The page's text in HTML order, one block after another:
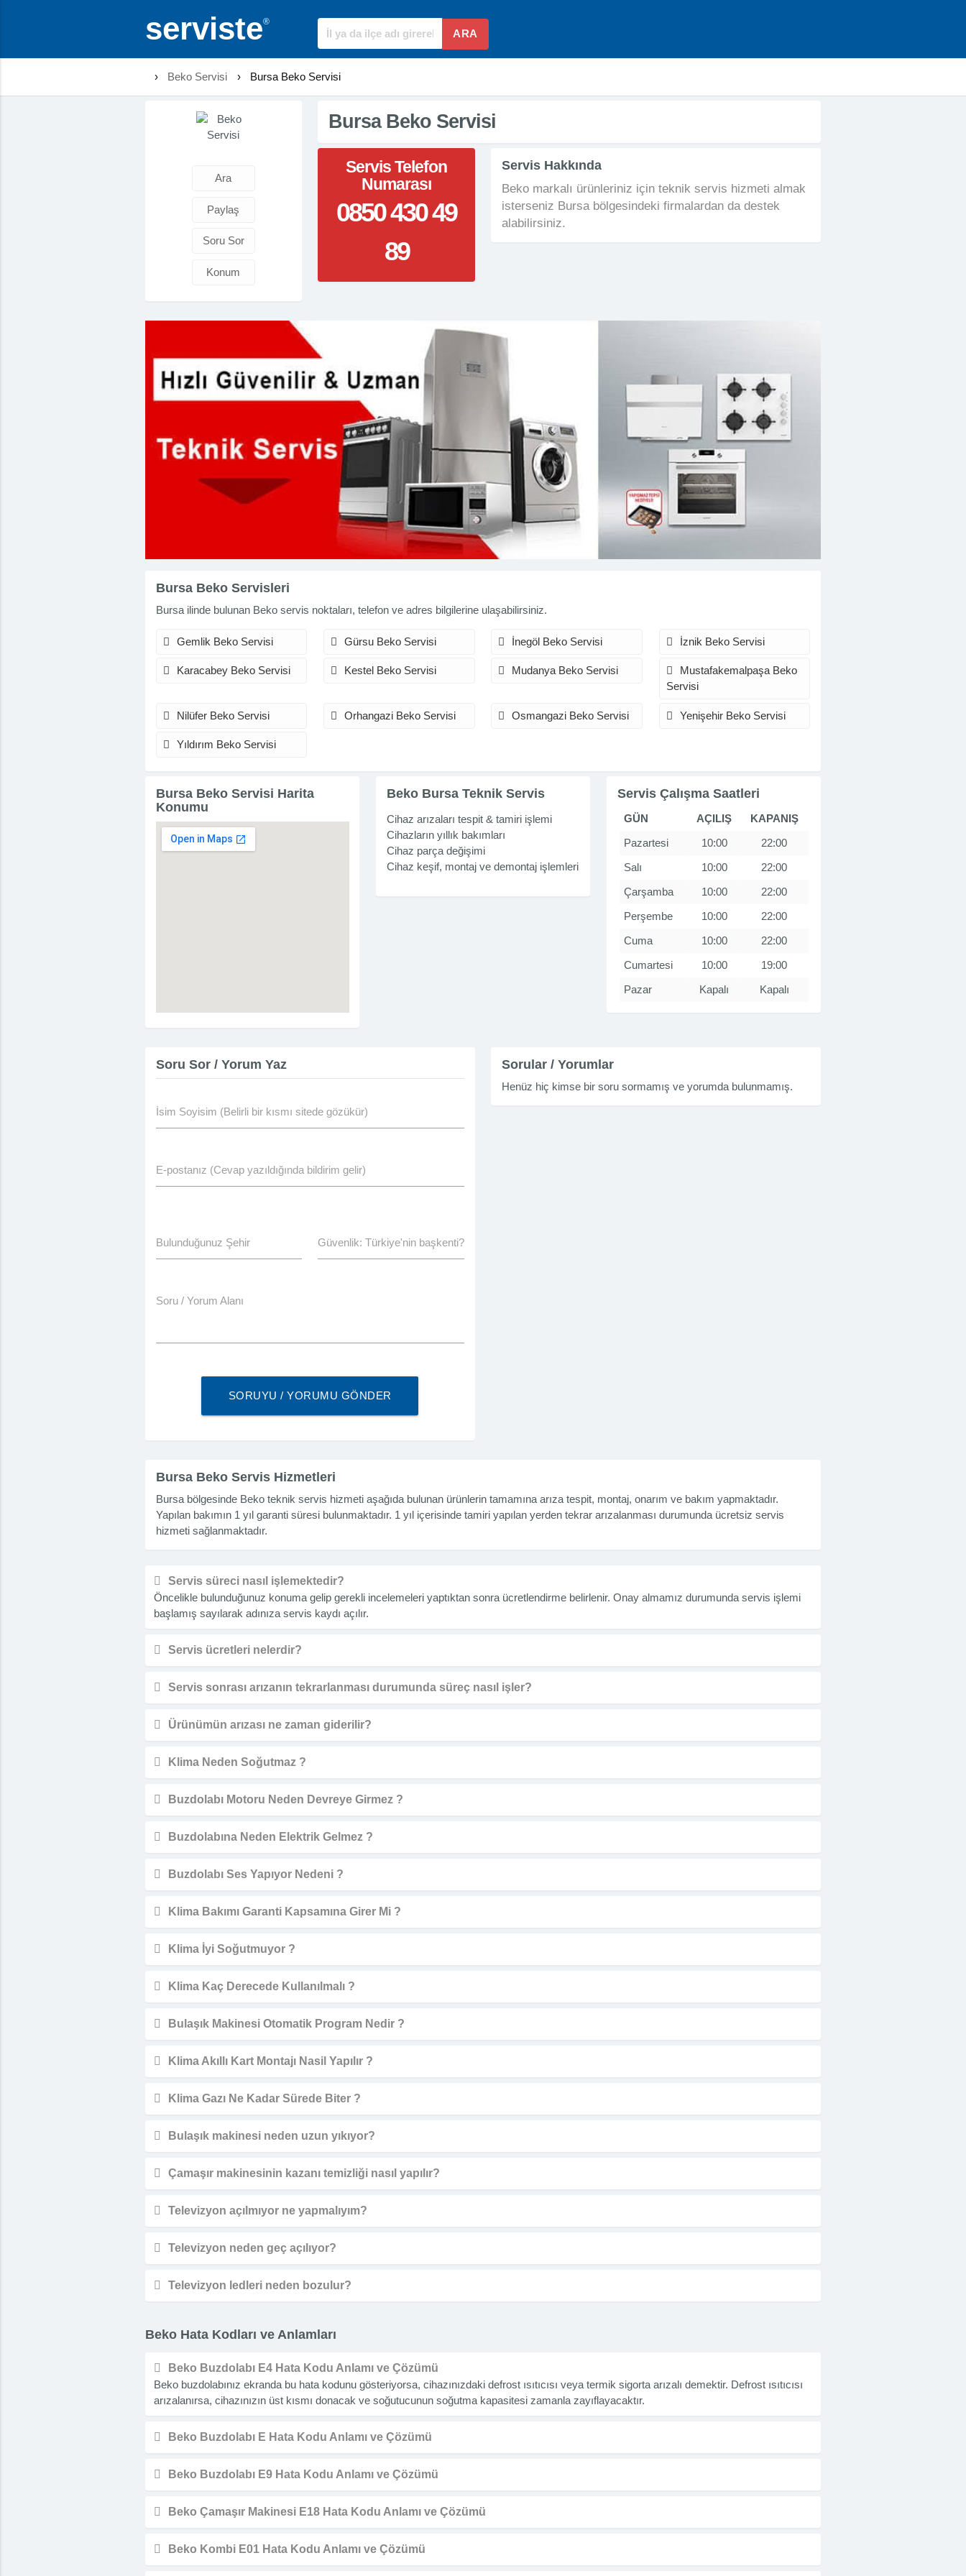
serviste®
ARA
› Beko Servisi › Bursa Beko Servisi
Ara
Paylaş
Soru Sor
Konum
Bursa Beko Servisi
Servis Telefon
Numarası
0850 430 49
89
Servis Hakkında
Beko markalı ürünleriniz için teknik servis hizmeti almak
isterseniz Bursa bölgesindeki firmalardan da destek
alabilirsiniz.
Bursa Beko Servisleri
Bursa ilinde bulunan Beko servis noktaları, telefon ve adres bilgilerine ulaşabilirsiniz.
Gemlik Beko Servisi Gürsu Beko Servisi İnegöl Beko Servisi İznik Beko Servisi
Karacabey Beko Servisi Kestel Beko Servisi Mudanya Beko Servisi
Mustafakemalpaşa Beko
Servisi
Nilüfer Beko Servisi Orhangazi Beko Servisi Osmangazi Beko Servisi Yenişehir Beko Servisi
Yıldırım Beko Servisi
Bursa Beko Servisi Harita
Konumu
Beko Bursa Teknik Servis
Cihaz arızaları tespit & tamiri işlemi
Cihazların yıllık bakımları
Cihaz parça değişimi
Cihaz keşif, montaj ve demontaj işlemleri
Servis Çalışma Saatleri
GÜN AÇILIŞ
KAPANIŞ
Pazartesi
10:00
22:00
Salı
10:00
22:00
Çarşamba
10:00
22:00
Perşembe
10:00
22:00
Cuma
10:00
22:00
Cumartesi
10:00
19:00
Pazar
Kapalı Kapalı
Soru Sor / Yorum Yaz
İsim Soyisim (Belirli bir kısmı sitede gözükür)
E-postanız (Cevap yazıldığında bildirim gelir)
Bulunduğunuz Şehir Güvenlik: Türkiye'nin başkenti?
Soru / Yorum Alanı
SORUYU / YORUMU GÖNDER
Sorular / Yorumlar
Henüz hiç kimse bir soru sormamış ve yorumda bulunmamış.
Bursa Beko Servis Hizmetleri
Bursa bölgesinde Beko teknik servis hizmeti aşağıda bulunan ürünlerin tamamına arıza tespit, montaj, onarım ve bakım yapmaktadır.
Yapılan bakımın 1 yıl garanti süresi bulunmaktadır. 1 yıl içerisinde tamiri yapılan yerden tekrar arızalanması durumunda ücretsiz servis
hizmeti sağlanmaktadır.
Servis süreci nasıl işlemektedir?
Öncelikle bulunduğunuz konuma gelip gerekli incelemeleri yaptıktan sonra ücretlendirme belirlenir. Onay almamız durumunda servis işlemi
başlamış sayılarak adınıza servis kaydı açılır.
Servis ücretleri nelerdir?
Servis sonrası arızanın tekrarlanması durumunda süreç nasıl işler?
Ürünümün arızası ne zaman giderilir?
Klima Neden Soğutmaz ?
Buzdolabı Motoru Neden Devreye Girmez ?
Buzdolabına Neden Elektrik Gelmez ?
Buzdolabı Ses Yapıyor Nedeni ?
Klima Bakımı Garanti Kapsamına Girer Mi ?
Klima İyi Soğutmuyor ?
Klima Kaç Derecede Kullanılmalı ?
Bulaşık Makinesi Otomatik Program Nedir ?
Klima Akıllı Kart Montajı Nasil Yapılır ?
Klima Gazı Ne Kadar Sürede Biter ?
Bulaşık makinesi neden uzun yıkıyor?
Çamaşır makinesinin kazanı temizliği nasıl yapılır?
Televizyon açılmıyor ne yapmalıyım?
Televizyon neden geç açılıyor?
Televizyon ledleri neden bozulur?
Beko Hata Kodları ve Anlamları
Beko Buzdolabı E4 Hata Kodu Anlamı ve Çözümü
Beko buzdolabınız ekranda bu hata kodunu gösteriyorsa, cihazınızdaki defrost ısıtıcısı veya termik sigorta arızalı demektir. Defrost ısıtıcısı
arızalanırsa, cihazınızın üst kısmı donacak ve soğutucunun soğutma kapasitesi zamanla zayıflayacaktır.
Beko Buzdolabı E Hata Kodu Anlamı ve Çözümü
Beko Buzdolabı E9 Hata Kodu Anlamı ve Çözümü
Beko Çamaşır Makinesi E18 Hata Kodu Anlamı ve Çözümü
Beko Kombi E01 Hata Kodu Anlamı ve Çözümü